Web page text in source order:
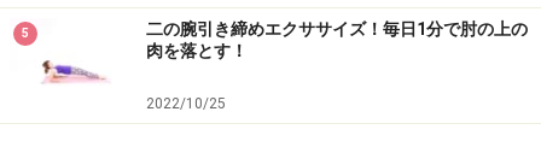
「ヒップリストスウィング」解説動画はこ
ちら！
5
二の腕引き締めエクササイズ！毎日1分で肘の上の
肉を落とす！
2022/10/25